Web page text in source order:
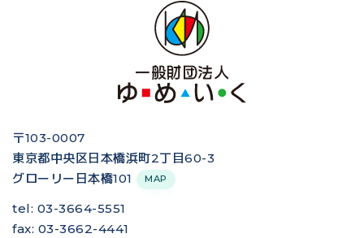
〒103-0007
東京都中央区日本橋浜町2丁目60-3
グローリー日本橋101
MAP
tel: 03-3664-5551
fax: 03-3662-4441